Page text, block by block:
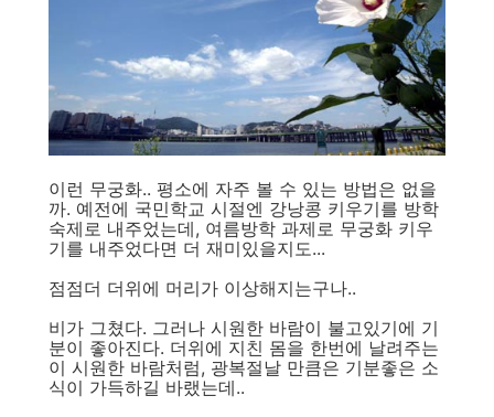
이런 무궁화.. 평소에 자주 볼 수 있는 방법은 없을
까. 예전에 국민학교 시절엔 강낭콩 키우기를 방학
숙제로 내주었는데, 여름방학 과제로 무궁화 키우
기를 내주었다면 더 재미있을지도...
점점더 더위에 머리가 이상해지는구나..
비가 그쳤다. 그러나 시원한 바람이 불고있기에 기
분이 좋아진다. 더위에 지친 몸을 한번에 날려주는
이 시원한 바람처럼, 광복절날 만큼은 기분좋은 소
식이 가득하길 바랬는데..